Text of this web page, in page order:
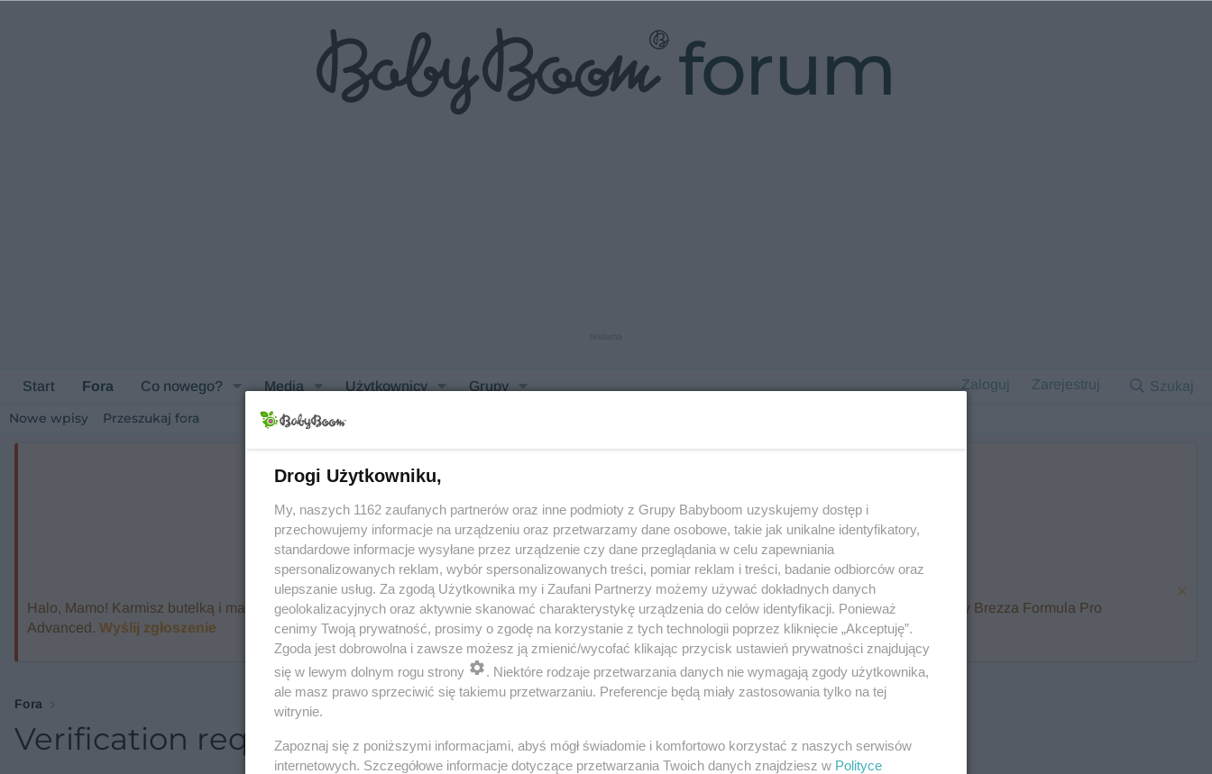
forum
Start Fora Co nowego? Media Użytkownicy Grupy Zaloguj Zarejestruj Szukaj
Nowe wpisy Przeszukaj fora
Halo, Mamo! Karmisz butelką i marzysz o ekspresie, który przygotuje mleko w kilka sekund? Opowiedz historię nocnego karmienia i zawalcz o Baby Brezza Formula Pro
Advanced. Wyślij zgłoszenie
reklama
Fora
Verification required
Drogi Użytkowniku,
My, naszych 1162 zaufanych partnerów oraz inne podmioty z Grupy Babyboom uzyskujemy dostęp i
przechowujemy informacje na urządzeniu oraz przetwarzamy dane osobowe, takie jak unikalne identyfikatory,
standardowe informacje wysyłane przez urządzenie czy dane przeglądania w celu zapewniania
spersonalizowanych reklam, wybór spersonalizowanych treści, pomiar reklam i treści, badanie odbiorców oraz
ulepszanie usług. Za zgodą Użytkownika my i Zaufani Partnerzy możemy używać dokładnych danych
geolokalizacyjnych oraz aktywnie skanować charakterystykę urządzenia do celów identyfikacji. Ponieważ
cenimy Twoją prywatność, prosimy o zgodę na korzystanie z tych technologii poprzez kliknięcie „Akceptuję”.
Zgoda jest dobrowolna i zawsze możesz ją zmienić/wycofać klikając przycisk ustawień prywatności znajdujący
się w lewym dolnym rogu strony
. Niektóre rodzaje przetwarzania danych nie wymagają zgody użytkownika,
ale masz prawo sprzeciwić się takiemu przetwarzaniu. Preferencje będą miały zastosowania tylko na tej
witrynie.
Zapoznaj się z poniższymi informacjami, abyś mógł świadomie i komfortowo korzystać z naszych serwisów
internetowych. Szczegółowe informacje dotyczące przetwarzania Twoich danych znajdziesz w Polityce